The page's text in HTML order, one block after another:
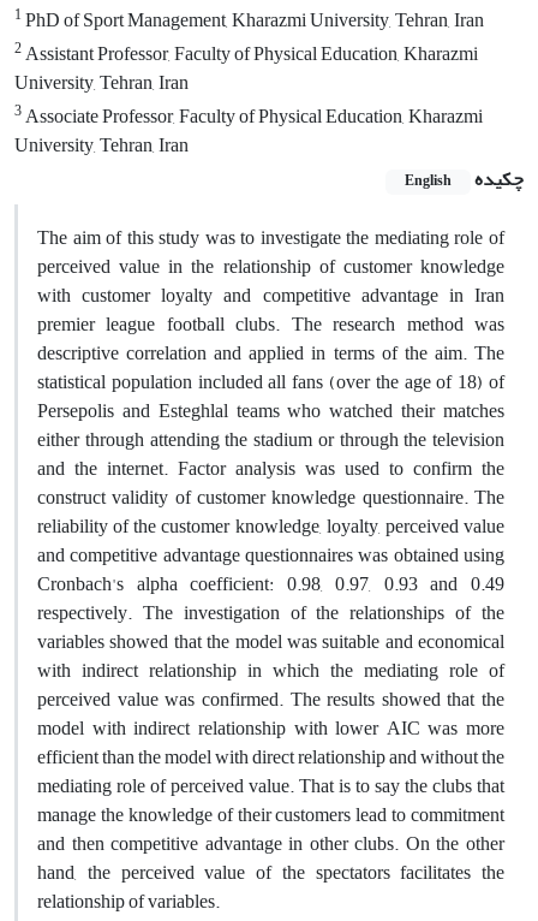
1PhD of Sport Management, Kharazmi University, Tehran, Iran
2Assistant Professor, Faculty of Physical Education, Kharazmi
University, Tehran, Iran
3Associate Professor, Faculty of Physical Education, Kharazmi
University, Tehran, Iran
چکیده
English
The aim of this study was to investigate the mediating role of
perceived value in the relationship of customer knowledge
with customer loyalty and competitive advantage in Iran
premier league football clubs. The research method was
descriptive correlation and applied in terms of the aim. The
statistical population included all fans (over the age of 18) of
Persepolis and Esteghlal teams who watched their matches
either through attending the stadium or through the television
and the internet. Factor analysis was used to confirm the
construct validity of customer knowledge questionnaire. The
reliability of the customer knowledge, loyalty, perceived value
and competitive advantage questionnaires was obtained using
Cronbach's alpha coefficient: 0.98, 0.97, 0.93 and 0.49
respectively. The investigation of the relationships of the
variables showed that the model was suitable and economical
with indirect relationship in which the mediating role of
perceived value was confirmed. The results showed that the
model with indirect relationship with lower AIC was more
efficient than the model with direct relationship and without the
mediating role of perceived value. That is to say the clubs that
manage the knowledge of their customers lead to commitment
and then competitive advantage in other clubs. On the other
hand, the perceived value of the spectators facilitates the
relationship of variables.